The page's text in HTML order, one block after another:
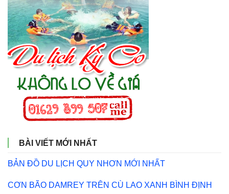
BÀI VIẾT MỚI NHẤT
BẢN ĐỒ DU LỊCH QUY NHƠN MỚI NHẤT
CƠN BÃO DAMREY TRÊN CÙ LAO XANH BÌNH ĐỊNH